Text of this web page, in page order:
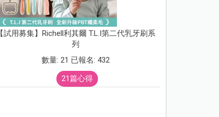
【試用募集】Richell利其爾 T.L.I第二代乳牙刷系
列
數量: 21 已報名: 432
21篇心得